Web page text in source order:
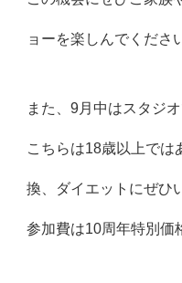
ョーを楽しんでくださ
また、9月中はスタジ
こちらは18歳以上では
換、ダイエットにぜひ
参加費は10周年特別価